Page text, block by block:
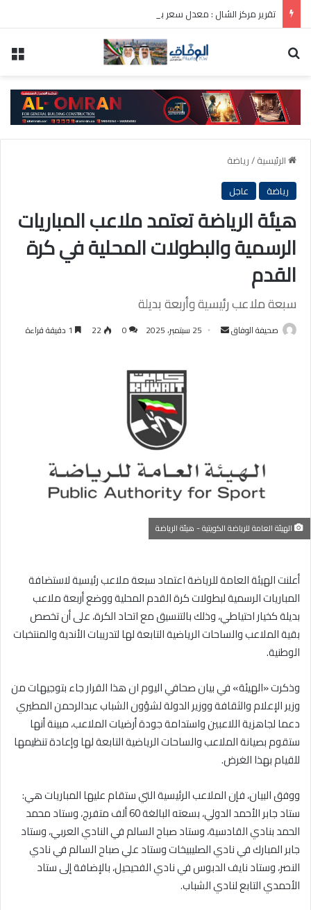
الرئيسية/رياضة
رياضة
عاجل
هيئة الرياضة تعتمد ملاعب المباريات
الرسمية والبطولات المحلية في كرة
القدم
سبعة ملاعب رئيسية وأربعة بديلة
صحيفة الوفاق
أرسل 25 سبتمبر، 2025 0
22
الهيئة العامة للرياضة الكويتية - هيئة الرياضة
أعلنت الهيئة العامة للرياضة اعتماد سبعة ملاعب رئيسية لاستضافة
المباريات الرسمية لبطولات كرة القدم المحلية ووضع أربعة ملاعب
بديلة كخيار احتياطي، وذلك بالتنسيق مع اتحاد الكرة، على أن تخصص
بقية الملاعب والساحات الرياضية التابعة لها لتدريبات الأندية والمنتخبات
الوطنية.
وذكرت «الهيئة» في بيان صحافي اليوم ان هذا القرار جاء بتوجيهات من
وزير الإعلام والثقافة ووزير الدولة لشؤون الشباب عبدالرحمن المطيري
دعما لجاهزية اللاعبين واستدامة جودة أرضيات الملاعب، مبينة أنها
ستقوم بصيانة الملاعب والساحات الرياضية التابعة لها وإعادة تنظيمها
للقيام بهذا الغرض.
ووفق البيان، فإن الملاعب الرئيسية التي ستقام عليها المباريات هي:
ستاد جابر الأحمد الدولي، بسعته البالغة 60 ألف متفرج، وستاد محمد
الحمد بنادي القادسية، وستاد صباح السالم في النادي العربي، وستاد
جابر المبارك في نادي الصليبيخات وستاد علي صباح السالم في نادي
النصر، وستاد نايف الدبوس في نادي الفحيحيل، بالإضافة إلى ستاد
الأحمدي التابع لنادي الشباب.